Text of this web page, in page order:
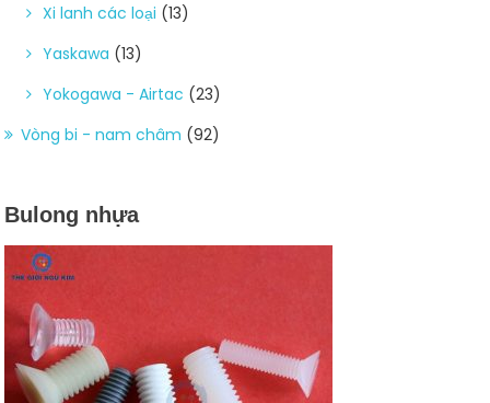
Xi lanh các loại (13)
Yaskawa (13)
Yokogawa - Airtac (23)
Vòng bi - nam châm (92)
Bulong nhựa